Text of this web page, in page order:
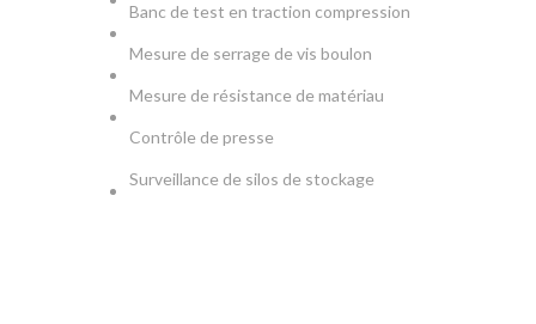
Banc de test en traction compression
Mesure de serrage de vis boulon
Mesure de résistance de matériau
Contrôle de presse
Surveillance de silos de stockage